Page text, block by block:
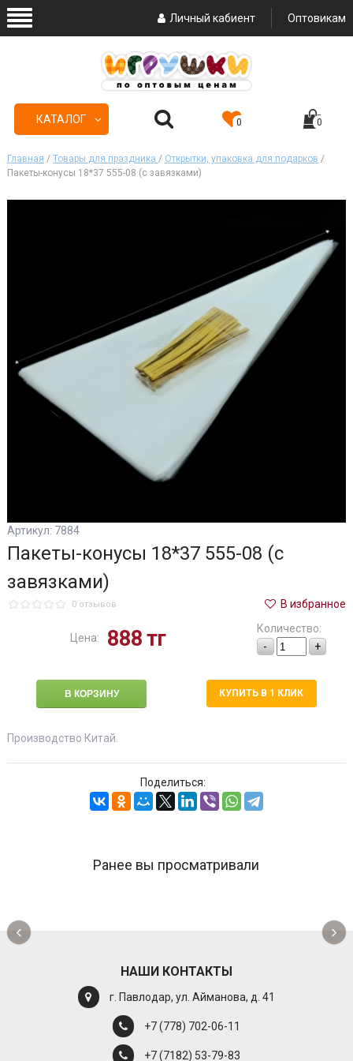
Личный кабиент Оптовикам
КАТАЛОГ 0 0
Главная / Товары для праздника / Открытки, упаковка для подарков /
Пакеты-конусы 18*37 555-08 (с завязками)
Артикул: 7884
Пакеты-конусы 18*37 555-08 (с
завязками)
0 отзывов В избранное
Цена: 888тг
Количество:
-
+
КУПИТЬ В 1 КЛИК
Производство Китай.
Поделиться:
Ранее вы просматривали
‹ ›
НАШИ КОНТАКТЫ
г. Павлодар, ул. Айманова, д. 41
+7 (778) 702-06-11
+7 (7182) 53-79-83